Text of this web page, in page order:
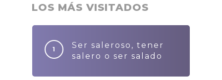
LOS MÁS VISITADOS
Ser saleroso, tener
salero o ser salado